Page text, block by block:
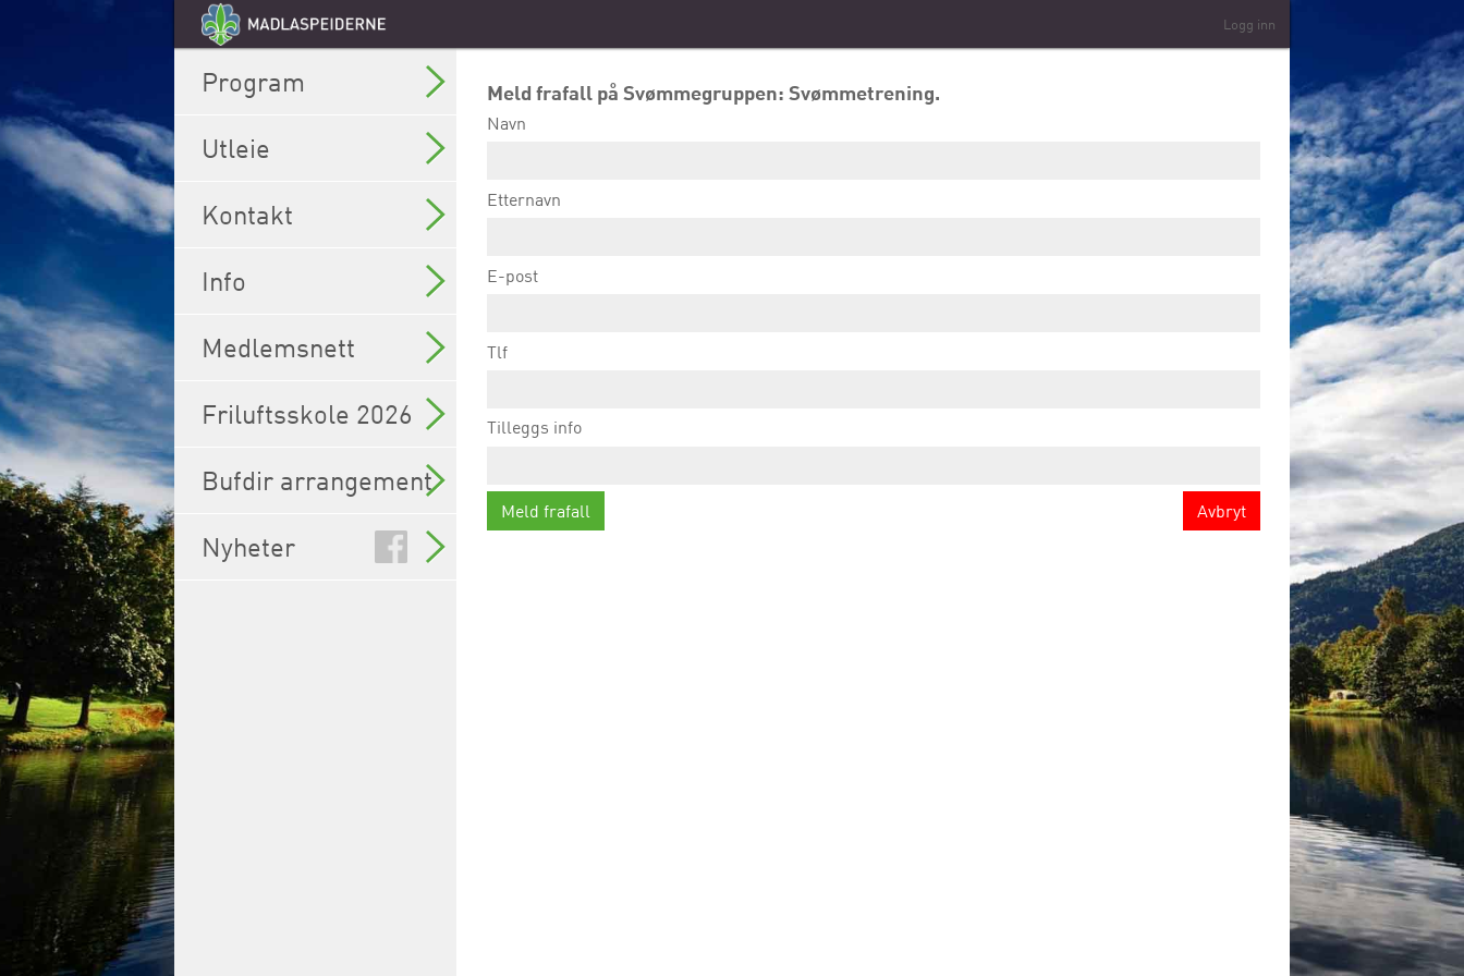
Program
Utleie
Kontakt
Info
Medlemsnett
Friluftsskole 2026
Bufdir arrangement
Nyheter
Logg inn
Meld frafall på Svømmegruppen: Svømmetrening.
Navn
Etternavn
E-post
Tlf
Tilleggs info
Avbryt